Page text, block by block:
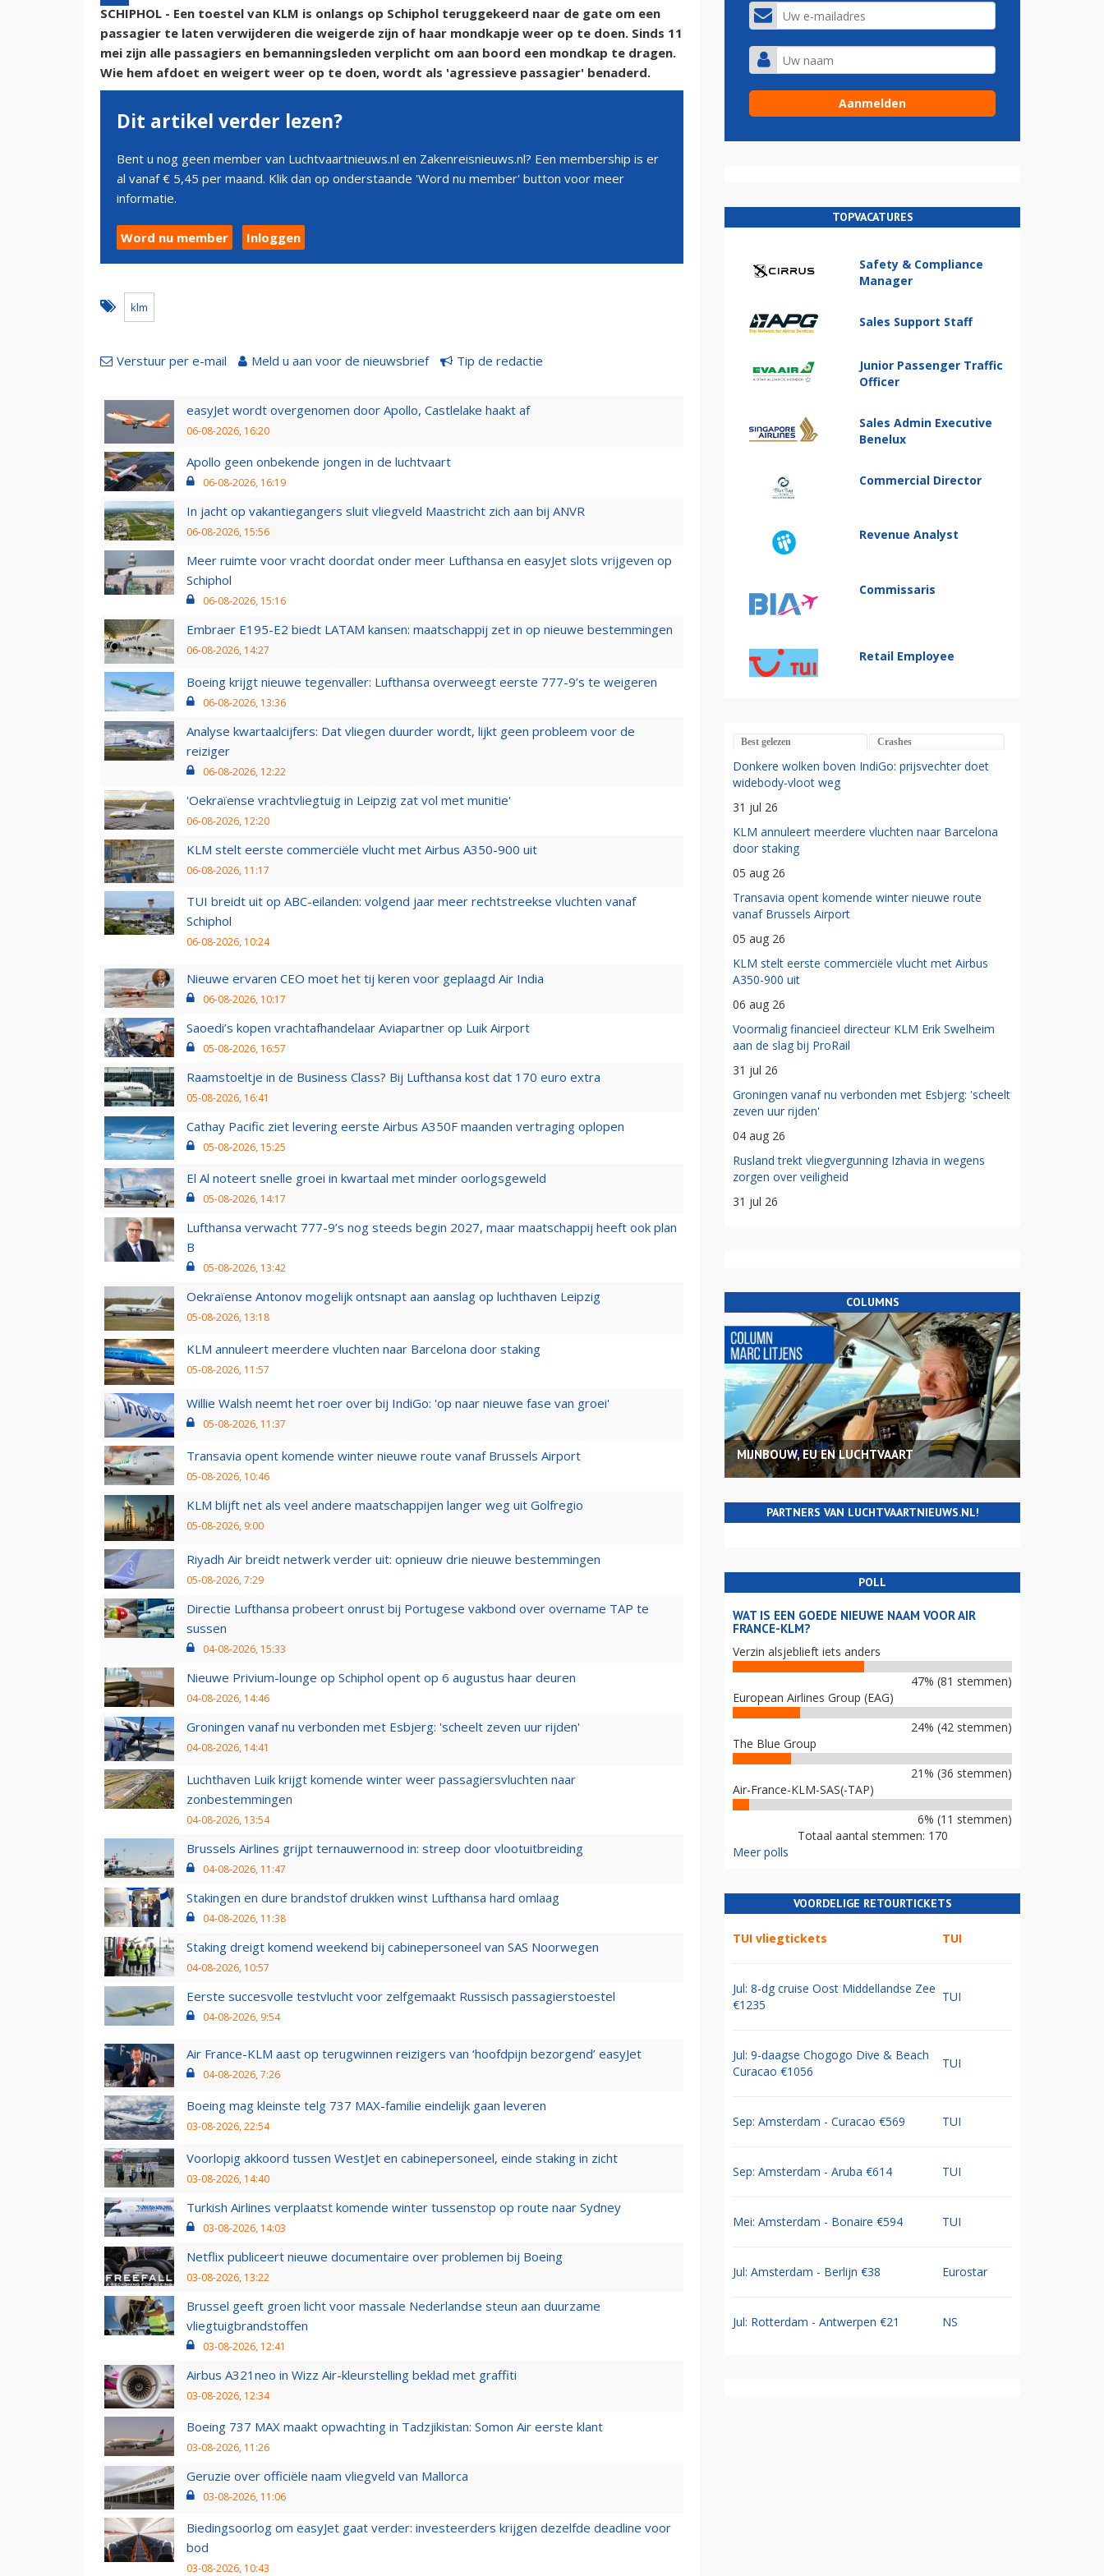
SCHIPHOL - Een toestel van KLM is onlangs op Schiphol teruggekeerd naar de gate om een
passagier te laten verwijderen die weigerde zijn of haar mondkapje weer op te doen. Sinds 11
mei zijn alle passagiers en bemanningsleden verplicht om aan boord een mondkap te dragen.
Wie hem afdoet en weigert weer op te doen, wordt als 'agressieve passagier' benaderd.
Dit artikel verder lezen?
Bent u nog geen member van Luchtvaartnieuws.nl en Zakenreisnieuws.nl? Een membership is er
al vanaf € 5,45 per maand. Klik dan op onderstaande 'Word nu member' button voor meer
informatie.
Word nu member Inloggen
klm
Verstuur per e-mail Meld u aan voor de nieuwsbrief Tip de redactie
easyJet wordt overgenomen door Apollo, Castlelake haakt af
06-08-2026, 16:20
Apollo geen onbekende jongen in de luchtvaart
06-08-2026, 16:19
In jacht op vakantiegangers sluit vliegveld Maastricht zich aan bij ANVR
06-08-2026, 15:56
Meer ruimte voor vracht doordat onder meer Lufthansa en easyJet slots vrijgeven op
Schiphol
06-08-2026, 15:16
Embraer E195-E2 biedt LATAM kansen: maatschappij zet in op nieuwe bestemmingen
06-08-2026, 14:27
Boeing krijgt nieuwe tegenvaller: Lufthansa overweegt eerste 777-9’s te weigeren
06-08-2026, 13:36
Analyse kwartaalcijfers: Dat vliegen duurder wordt, lijkt geen probleem voor de
reiziger
06-08-2026, 12:22
'Oekraïense vrachtvliegtuig in Leipzig zat vol met munitie'
06-08-2026, 12:20
KLM stelt eerste commerciële vlucht met Airbus A350-900 uit
06-08-2026, 11:17
TUI breidt uit op ABC-eilanden: volgend jaar meer rechtstreekse vluchten vanaf
Schiphol
06-08-2026, 10:24
Nieuwe ervaren CEO moet het tij keren voor geplaagd Air India
06-08-2026, 10:17
Saoedi’s kopen vrachtafhandelaar Aviapartner op Luik Airport
05-08-2026, 16:57
Raamstoeltje in de Business Class? Bij Lufthansa kost dat 170 euro extra
05-08-2026, 16:41
Cathay Pacific ziet levering eerste Airbus A350F maanden vertraging oplopen
05-08-2026, 15:25
El Al noteert snelle groei in kwartaal met minder oorlogsgeweld
05-08-2026, 14:17
Lufthansa verwacht 777-9’s nog steeds begin 2027, maar maatschappij heeft ook plan
B
05-08-2026, 13:42
Oekraïense Antonov mogelijk ontsnapt aan aanslag op luchthaven Leipzig
05-08-2026, 13:18
KLM annuleert meerdere vluchten naar Barcelona door staking
05-08-2026, 11:57
Willie Walsh neemt het roer over bij IndiGo: 'op naar nieuwe fase van groei'
05-08-2026, 11:37
Transavia opent komende winter nieuwe route vanaf Brussels Airport
05-08-2026, 10:46
KLM blijft net als veel andere maatschappijen langer weg uit Golfregio
05-08-2026, 9:00
Riyadh Air breidt netwerk verder uit: opnieuw drie nieuwe bestemmingen
05-08-2026, 7:29
Directie Lufthansa probeert onrust bij Portugese vakbond over overname TAP te
sussen
04-08-2026, 15:33
Nieuwe Privium-lounge op Schiphol opent op 6 augustus haar deuren
04-08-2026, 14:46
Groningen vanaf nu verbonden met Esbjerg: 'scheelt zeven uur rijden'
04-08-2026, 14:41
Luchthaven Luik krijgt komende winter weer passagiersvluchten naar
zonbestemmingen
04-08-2026, 13:54
Brussels Airlines grijpt ternauwernood in: streep door vlootuitbreiding
04-08-2026, 11:47
Stakingen en dure brandstof drukken winst Lufthansa hard omlaag
04-08-2026, 11:38
Staking dreigt komend weekend bij cabinepersoneel van SAS Noorwegen
04-08-2026, 10:57
Eerste succesvolle testvlucht voor zelfgemaakt Russisch passagierstoestel
04-08-2026, 9:54
Air France-KLM aast op terugwinnen reizigers van ‘hoofdpijn bezorgend’ easyJet
04-08-2026, 7:26
Boeing mag kleinste telg 737 MAX-familie eindelijk gaan leveren
03-08-2026, 22:54
Voorlopig akkoord tussen WestJet en cabinepersoneel, einde staking in zicht
03-08-2026, 14:40
Turkish Airlines verplaatst komende winter tussenstop op route naar Sydney
03-08-2026, 14:03
Netflix publiceert nieuwe documentaire over problemen bij Boeing
03-08-2026, 13:22
Brussel geeft groen licht voor massale Nederlandse steun aan duurzame
vliegtuigbrandstoffen
03-08-2026, 12:41
Airbus A321neo in Wizz Air-kleurstelling beklad met graffiti
03-08-2026, 12:34
Boeing 737 MAX maakt opwachting in Tadzjikistan: Somon Air eerste klant
03-08-2026, 11:26
Geruzie over officiële naam vliegveld van Mallorca
03-08-2026, 11:06
Biedingsoorlog om easyJet gaat verder: investeerders krijgen dezelfde deadline voor
bod
03-08-2026, 10:43
TOPVACATURES
Safety & Compliance
Manager
Sales Support Staff
Junior Passenger Traffic
Officer
Sales Admin Executive
Benelux
Commercial Director
Revenue Analyst
Commissaris
Retail Employee
Best gelezen Crashes
Donkere wolken boven IndiGo: prijsvechter doet
widebody-vloot weg
31 jul 26
KLM annuleert meerdere vluchten naar Barcelona
door staking
05 aug 26
Transavia opent komende winter nieuwe route
vanaf Brussels Airport
05 aug 26
KLM stelt eerste commerciële vlucht met Airbus
A350-900 uit
06 aug 26
Voormalig financieel directeur KLM Erik Swelheim
aan de slag bij ProRail
31 jul 26
Groningen vanaf nu verbonden met Esbjerg: 'scheelt
zeven uur rijden'
04 aug 26
Rusland trekt vliegvergunning Izhavia in wegens
zorgen over veiligheid
31 jul 26
COLUMNS
MIJNBOUW, EU EN LUCHTVAART
PARTNERS VAN LUCHTVAARTNIEUWS.NL!
POLL
WAT IS EEN GOEDE NIEUWE NAAM VOOR AIR
FRANCE-KLM?
Verzin alsjeblieft iets anders
47% (81 stemmen)
European Airlines Group (EAG)
24% (42 stemmen)
The Blue Group
21% (36 stemmen)
Air-France-KLM-SAS(-TAP)
6% (11 stemmen)
Totaal aantal stemmen: 170
Meer polls
VOORDELIGE RETOURTICKETS
TUI vliegtickets TUI
Jul: 8-dg cruise Oost Middellandse Zee
€1235
TUI
Jul: 9-daagse Chogogo Dive & Beach
Curacao €1056
TUI
Sep: Amsterdam - Curacao €569 TUI
Sep: Amsterdam - Aruba €614 TUI
Mei: Amsterdam - Bonaire €594 TUI
Jul: Amsterdam - Berlijn €38 Eurostar
Jul: Rotterdam - Antwerpen €21 NS